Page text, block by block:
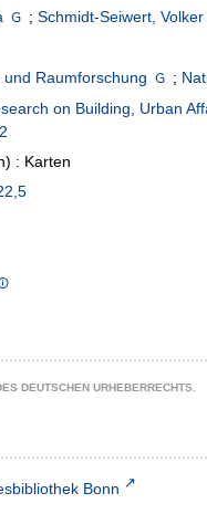
; Schmidt-Seiwert, Volker
Raumforschung ;
on Building, Urban
: Karten
DEUTSCHEN URHEBERRECHTS.
Bonn